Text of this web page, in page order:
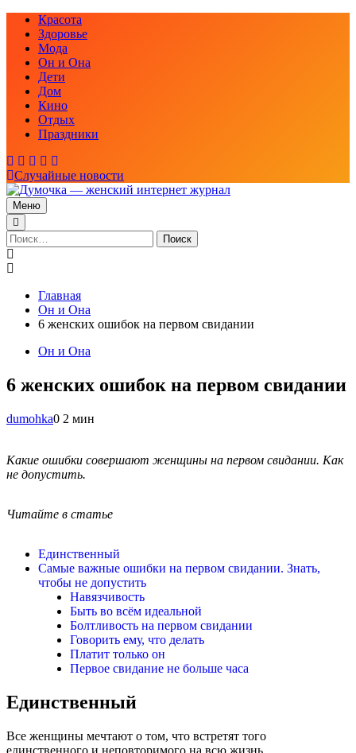
Перейти
содержимому
Красота
Здоровье
Мода
Он и Она
Дети
Дом
Кино
Отдых
Праздники
Случайные новости
Думочка — женский интернет журнал
женский интернет журнал — мода, рецепты красоты, здоровья,
отношения между мужчиной и женщиной, отношения в семье
и многое другое
Меню
Найти:
Главная
Он и Она
6 женских ошибок на первом свидании
Он и Она
6 женских ошибок на первом свидании
dumohka0 2 мин
Какие ошибки совершают женщины на первом свидании. Как
не допустить.
Читайте в статье
Единственный
Самые важные ошибки на первом свидании. Знать,
чтобы не допустить
Навязчивость
Быть во всём идеальной
Болтливость на первом свидании
Говорить ему, что делать
Платит только он
Первое свидание не больше часа
Единственный
Все женщины мечтают о том, что встретят того
единственного и неповторимого на всю жизнь.